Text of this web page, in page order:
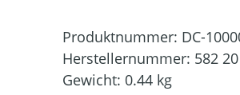
Produktnummer: DC-
Herstellernummer: 582
Gewicht: 0.44 kg